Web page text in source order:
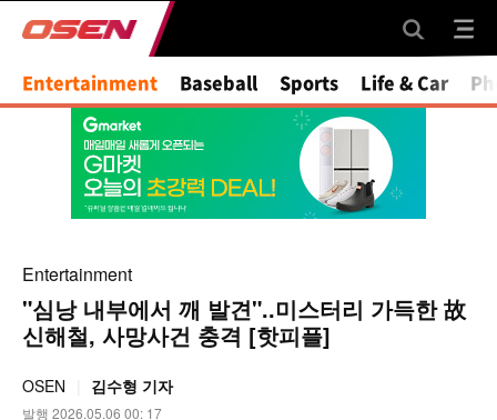
Entertainment Baseball Sports Life & Car
Entertainment
"심낭 내부에서 깨 발견"..미스터리 가득한 故
신해철, 사망사건 충격 [핫피플]
OSEN 김수형 기자
발행 2026.05.06 00: 17